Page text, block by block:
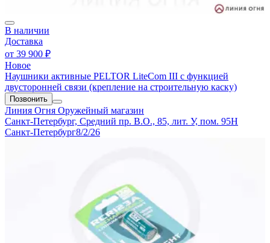
В наличии
Доставка
от 39 900 ₽
Новое
Наушники активные PELTOR LiteCom III c функцией
двусторонней связи (крепление на строительную каску)
Позвонить
Линия Огня Оружейный магазин
Санкт-Петербург, Средний пр. В.О., 85, лит. У, пом. 95Н
Санкт-Петербург8/2/26